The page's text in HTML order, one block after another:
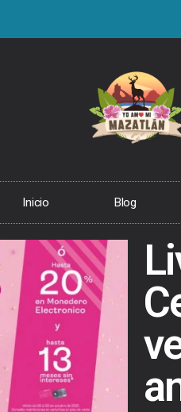
Inicio Blog